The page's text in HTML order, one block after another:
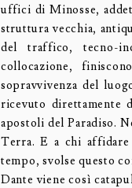
uffici di Minosse,
struttura vecchia,
del traffico, tecno-
collocazione,
sopravvivenza del
ricevuto direttamente
apostoli del Paradiso.
Terra. E a chi affidare
tempo, svolse questo
Dante viene così